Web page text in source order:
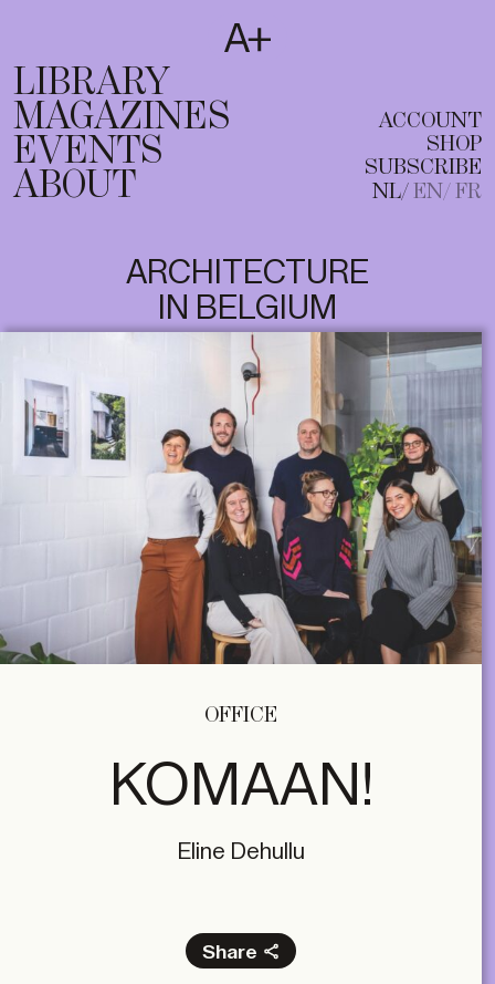
T
EN FR
LIBRARY
MAGAZINES
EVENTS
ABOUT
ACCOUNT
SHOP
SUBSCRIBE
NL EN FR
ARCHITECTURE
IN BELGIUM
OFFICE
KOMAAN!
Eline Dehullu
Share